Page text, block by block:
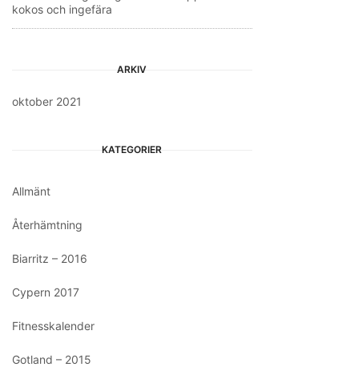
kokos och ingefära
ARKIV
oktober 2021
KATEGORIER
Allmänt
Återhämtning
Biarritz – 2016
Cypern 2017
Fitnesskalender
Gotland – 2015